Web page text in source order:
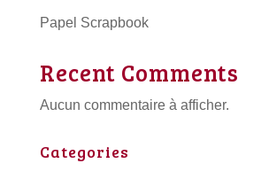
Papel Scrapbook
Recent Comments
Aucun commentaire à afficher.
Categories